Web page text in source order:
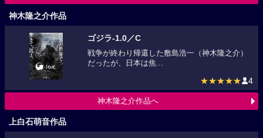
神木隆之介作品
ゴジラ‐1.0／C
戦争が終わり帰還した敷島浩一（神木隆之介）
だったが、日本は焦...
★★★★★ 4
神木隆之介作品へ
上白石萌音作品